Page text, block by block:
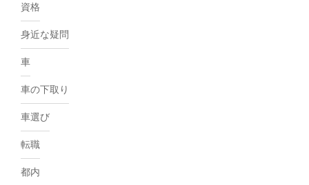
資格
身近な疑問
車
車の下取り
車選び
転職
都内